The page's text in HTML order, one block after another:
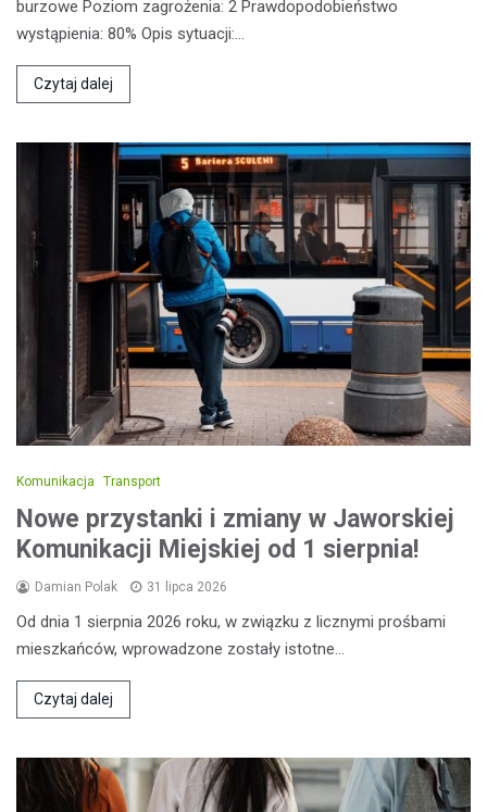
burzowe Poziom zagrożenia: 2 Prawdopodobieństwo
wystąpienia: 80% Opis sytuacji:…
Czytaj dalej
Komunikacja Transport
Nowe przystanki i zmiany w Jaworskiej
Komunikacji Miejskiej od 1 sierpnia!
Damian Polak 31 lipca 2026
Od dnia 1 sierpnia 2026 roku, w związku z licznymi prośbami
mieszkańców, wprowadzone zostały istotne…
Czytaj dalej